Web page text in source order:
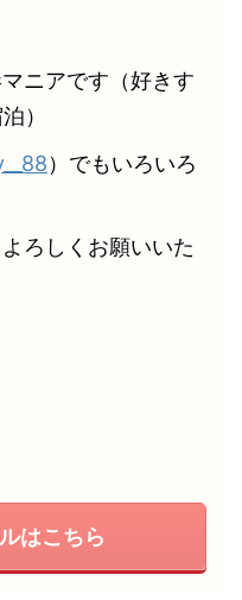
ニアです（好きす
）
）でもいろいろ
ろしくお願いいた
はこちら